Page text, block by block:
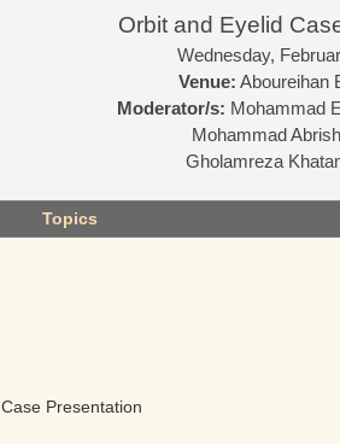
Orbit and Eyelid
Wednesday,
Venue: Aboureihan
Moderator/s: Mohammad
Mohammad
Gholamreza
Topics
Case Presentation